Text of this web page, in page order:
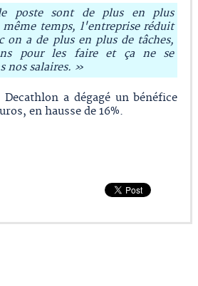
poste sont de plus en plus
même temps, l'entreprise réduit
on a de plus en plus de tâches,
pour les faire et ça ne se
nos salaires. »
a dégagé un bénéfice
en hausse de 16%.